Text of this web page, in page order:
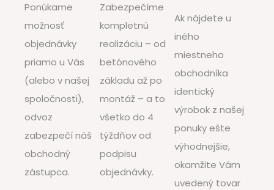
Ponúkame
možnosť
objednávky
priamo u Vás
(alebo v našej
spoločnosti),
odvoz
zabezpečí náš
obchodný
zástupca.
Zabezpečíme
kompletnú
realizáciu – od
betónového
základu až po
montáž – a to
všetko do 4
týždňov od
podpisu
objednávky.
Ak nájdete u
iného
miestneho
obchodníka
identický
výrobok z našej
ponuky ešte
výhodnejšie,
okamžite Vám
uvedený tovar